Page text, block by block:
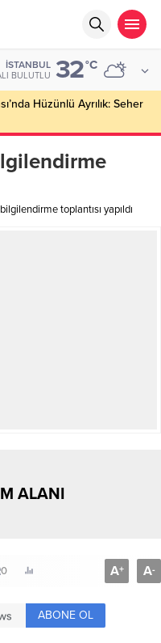
İSTANBUL
BULUTLU 32°C
Hüzünlü Ayrılık: Seher
toplantısı yapıldı
ALANI
0 A+ A-
ABONE OL